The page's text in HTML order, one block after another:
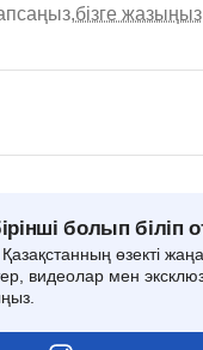
бізге жазыңыз
болып біліп
өзекті
видеолар мен